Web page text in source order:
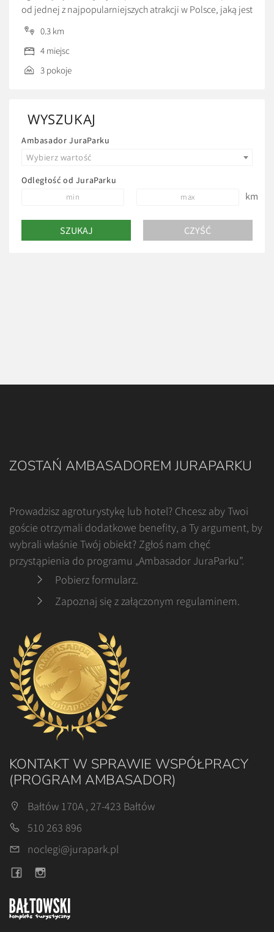
od jednej z najpopularniejszych atrakcji w Polsce, jaką jest
Bałtowski Kompleks Turystyczny. Jest to jedna z
agroturystyk, które znajdują się najbliżej tego obiektu.
Lokalizacja domku, jest niewątpliwie ogromnym jego
atutem.
0.3 km
4 miejsc
3 pokoje
WYSZUKAJ
Ambasador JuraParku
Wybierz wartość
Odległość od JuraParku
km
ZOSTAŃ AMBASADOREM JURAPARKU
Prowadzisz agroturystykę lub hotel? Chcesz aby Twoi
goście otrzymali dodatkowe benefity, a Ty argument, by
wybrali właśnie Twój obiekt? Zgłoś nam chęć
przystąpienia do programu „Ambasador JuraParku”.
Pobierz formularz.
Zapoznaj się z załączonym regulaminem.
KONTAKT W SPRAWIE WSPÓŁPRACY
(PROGRAM AMBASADOR)
Bałtów 170A , 27-423 Bałtów
510 263 896
noclegi@jurapark.pl